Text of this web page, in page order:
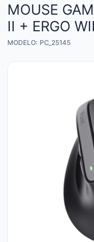
MOUSE
II + ERGO
MODELO: PC_25145